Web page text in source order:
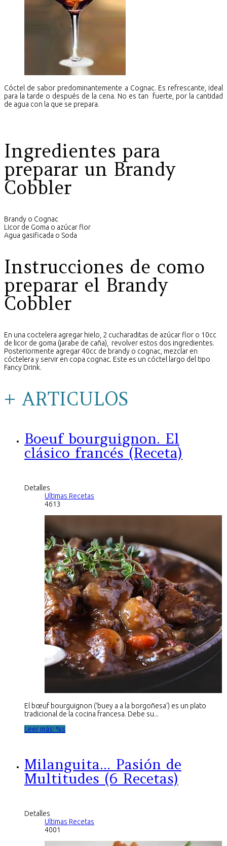
Cóctel de sabor predominantemente a Cognac. Es refrescante, ideal
para la tarde o después de la cena. No es tan fuerte, por la cantidad
de agua con la que se prepara.
Ingredientes para
preparar un Brandy
Cobbler
Brandy o Cognac
Licor de Goma o azúcar flor
Agua gasificada o Soda
Instrucciones de como
preparar el Brandy
Cobbler
En una coctelera agregar hielo, 2 cucharaditas de azúcar flor o 10cc
de licor de goma (jarabe de caña), revolver estos dos ingredientes.
Posteriormente agregar 40cc de brandy o cognac, mezclar en
cóctelera y servir en copa cognac. Este es un cóctel largo del tipo
Fancy Drink.
+ ARTICULOS
Boeuf bourguignon. El
clásico francés (Receta)
Detalles
Ultimas Recetas
4613
El bœuf bourguignon (‘buey a a la borgoñesa’) es un plato
tradicional de la cocina francesa. Debe su...
Leer más: %s
Milanguita... Pasión de
Multitudes (6 Recetas)
Detalles
Ultimas Recetas
4001